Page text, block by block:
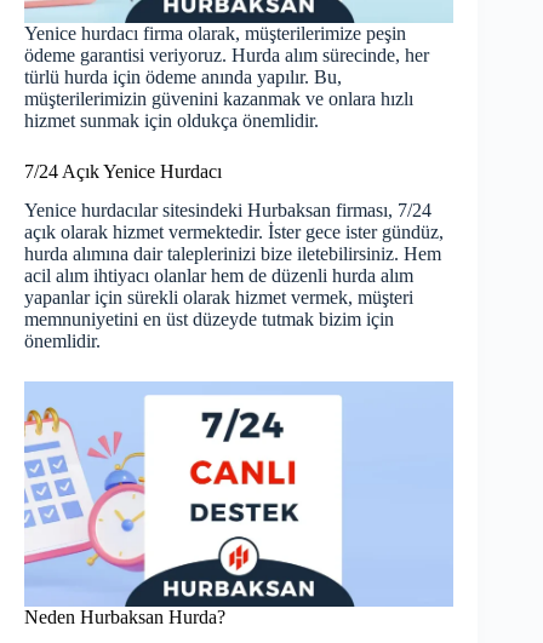
Yenice hurdacı firma olarak, müşterilerimize peşin
ödeme garantisi veriyoruz. Hurda alım sürecinde, her
türlü hurda için ödeme anında yapılır. Bu,
müşterilerimizin güvenini kazanmak ve onlara hızlı
hizmet sunmak için oldukça önemlidir.
7/24 Açık Yenice Hurdacı
Yenice hurdacılar sitesindeki Hurbaksan firması, 7/24
açık olarak hizmet vermektedir. İster gece ister gündüz,
hurda alımına dair taleplerinizi bize iletebilirsiniz. Hem
acil alım ihtiyacı olanlar hem de düzenli hurda alım
yapanlar için sürekli olarak hizmet vermek, müşteri
memnuniyetini en üst düzeyde tutmak bizim için
önemlidir.
Neden Hurbaksan Hurda?